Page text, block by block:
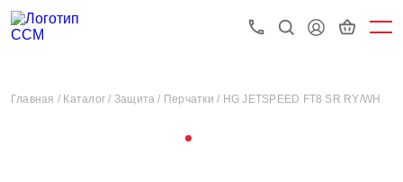
Главная / Каталог / Защита / Перчатки / HG JETSPEED FT8 SR RY/WH